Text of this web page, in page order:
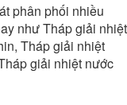
phân phối nhiều
như Tháp giải nhiệt
Tháp giải nhiệt
giải nhiệt nước